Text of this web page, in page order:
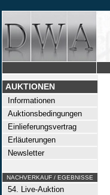
AUKTIONEN
Informationen
Auktionsbedingungen
Einlieferungsvertrag
Erläuterungen
Newsletter
NACHVERKAUF / EGEBNISSE
54. Live-Auktion